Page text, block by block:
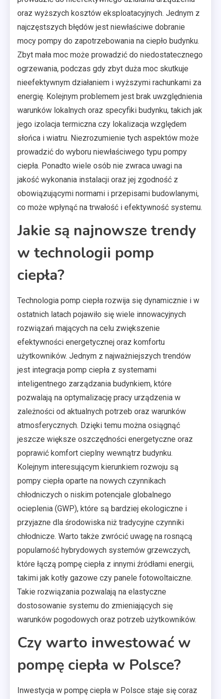
oraz wyższych kosztów eksploatacyjnych. Jednym z
najczęstszych błędów jest niewłaściwe dobranie
mocy pompy do zapotrzebowania na ciepło budynku.
Zbyt mała moc może prowadzić do niedostatecznego
ogrzewania, podczas gdy zbyt duża moc skutkuje
nieefektywnym działaniem i wyższymi rachunkami za
energię. Kolejnym problemem jest brak uwzględnienia
warunków lokalnych oraz specyfiki budynku, takich jak
jego izolacja termiczna czy lokalizacja względem
słońca i wiatru. Niezrozumienie tych aspektów może
prowadzić do wyboru niewłaściwego typu pompy
ciepła. Ponadto wiele osób nie zwraca uwagi na
jakość wykonania instalacji oraz jej zgodność z
obowiązującymi normami i przepisami budowlanymi,
co może wpłynąć na trwałość i efektywność systemu.
Jakie są najnowsze trendy
w technologii pomp
ciepła?
Technologia pomp ciepła rozwija się dynamicznie i w
ostatnich latach pojawiło się wiele innowacyjnych
rozwiązań mających na celu zwiększenie
efektywności energetycznej oraz komfortu
użytkowników. Jednym z najważniejszych trendów
jest integracja pomp ciepła z systemami
inteligentnego zarządzania budynkiem, które
pozwalają na optymalizację pracy urządzenia w
zależności od aktualnych potrzeb oraz warunków
atmosferycznych. Dzięki temu można osiągnąć
jeszcze większe oszczędności energetyczne oraz
poprawić komfort cieplny wewnątrz budynku.
Kolejnym interesującym kierunkiem rozwoju są
pompy ciepła oparte na nowych czynnikach
chłodniczych o niskim potencjale globalnego
ocieplenia (GWP), które są bardziej ekologiczne i
przyjazne dla środowiska niż tradycyjne czynniki
chłodnicze. Warto także zwrócić uwagę na rosnącą
popularność hybrydowych systemów grzewczych,
które łączą pompę ciepła z innymi źródłami energii,
takimi jak kotły gazowe czy panele fotowoltaiczne.
Takie rozwiązania pozwalają na elastyczne
dostosowanie systemu do zmieniających się
warunków pogodowych oraz potrzeb użytkowników.
Czy warto inwestować w
pompę ciepła w Polsce?
Inwestycja w pompę ciepła w Polsce staje się coraz